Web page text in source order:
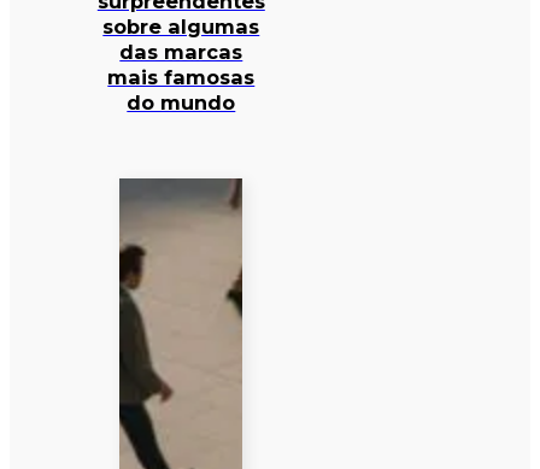
sobre algumas
das marcas
mais famosas
do mundo